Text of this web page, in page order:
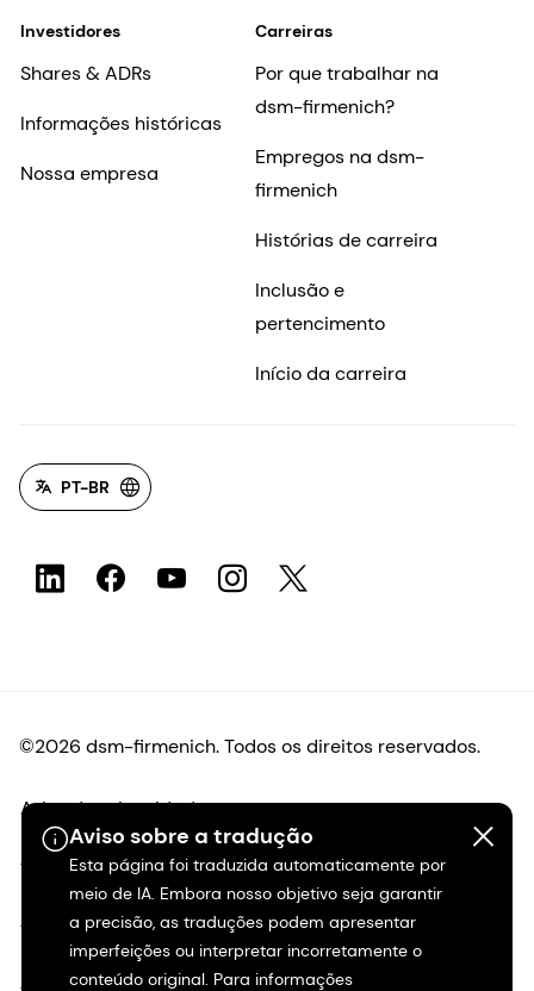
Aviso sobre a tradução
Esta página foi traduzida automaticamente por
meio de IA. Embora nosso objetivo seja garantir
a precisão, as traduções podem apresentar
imperfeições ou interpretar incorretamente o
conteúdo original. Para informações
Investidores
Shares & ADRs
Informações históricas
Nossa empresa
Carreiras
Por que trabalhar na
dsm-firmenich?
Empregos na dsm-
firmenich
Histórias de carreira
Inclusão e
pertencimento
Início da carreira
PT-BR
©2026 dsm-firmenich. Todos os direitos reservados.
Aviso de privacidade
Termos de uso
Termos e condições